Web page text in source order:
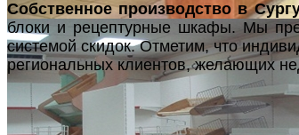
Собственное производство в
блоки и рецептурные шкафы. Мы
системой скидок. Отметим, что
региональных клиентов, желающих